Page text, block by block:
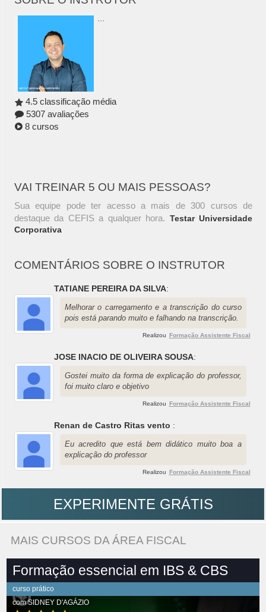
...
4.5 classificação média
5307 avaliações
8 cursos
VAI TREINAR 5 OU MAIS PESSOAS?
Sua equipe pode ter acesso a mais de 300 cursos de
destaque da CEFIS a qualquer hora. Testar Universidade
Corporativa
COMENTÁRIOS SOBRE O INSTRUTOR
TATIANE PEREIRA DA SILVA:
Melhorar o carregamento e a transcrição do curso
pois está parando muito e falhando na transcrição.
Realizou Formação Assistente Fiscal
JOSE INACIO DE OLIVEIRA SOUSA:
Gostei muito da forma de explicação do professor,
foi muito claro e objetivo
Realizou Formação Assistente Fiscal
Renan de Castro Ritas vento :
Eu acredito que está bem didático muito boa a
explicação do professor
Realizou Formação Assistente Fiscal
EXPERIMENTE GRÁTIS
MAIS CURSOS DA ÁREA FISCAL
Formação essencial em IBS & CBS
curso prático
comSIDNEY D'AGÁZIO